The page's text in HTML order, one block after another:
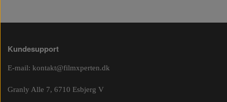
Kundesupport
E-mail: kontakt@filmxperten.dk
Granly Alle 7, 6710 Esbjerg V